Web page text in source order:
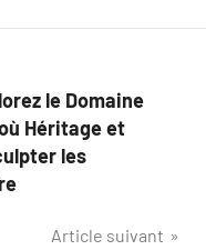
le Domaine
Héritage et
les
Article suivant